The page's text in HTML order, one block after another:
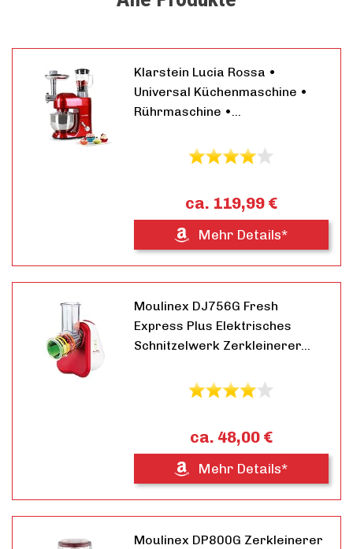
Klarstein Lucia Rossa •
Universal Küchenmaschine •
Rührmaschine •…
ca. 119,99 €
Mehr Details*
Moulinex DJ756G Fresh
Express Plus Elektrisches
Schnitzelwerk Zerkleinerer…
ca. 48,00 €
Mehr Details*
Moulinex DP800G Zerkleinerer